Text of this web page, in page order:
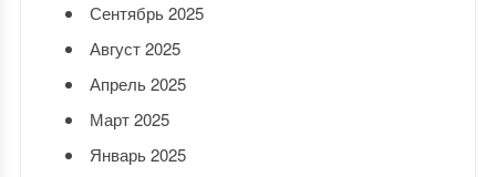
Сентябрь 2025
Август 2025
Апрель 2025
Март 2025
Январь 2025